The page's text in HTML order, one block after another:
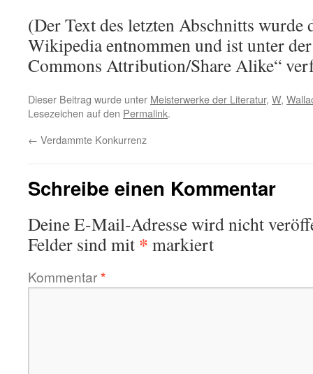
(Der Text des letzten Abschnitts wurde
Wikipedia entnommen und ist unter
Commons Attribution/Share Alike“
Dieser Beitrag wurde unter Meisterwerke der Literatur, W,
Lesezeichen auf den Permalink.
← Verdammte Konkurrenz
Schreibe einen Kommentar
Deine E-Mail-Adresse wird nicht
Felder sind mit * markiert
Kommentar*